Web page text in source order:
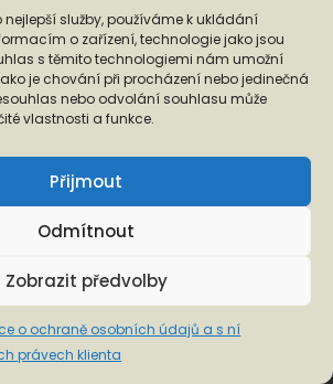
služby, používáme k ukládání
o zařízení, technologie jako jsou
s těmito technologiemi nám umožní
je chování při procházení nebo jedinečná
nebo odvolání souhlasu může
vlastnosti a funkce.
Přijmout
Odmítnout
Zobrazit předvolby
o ochraně osobních údajů a s ní
právech klienta
❭
osobních údajů a s ní spojených
právech klienta